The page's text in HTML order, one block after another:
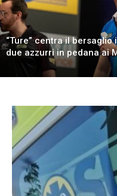
“Ture” centra il bersaglio
due azzurri in pedana ai